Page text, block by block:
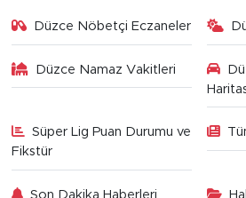
Düzce Nöbetçi Eczaneler
Düzce Namaz Vakitleri
Süper Lig Puan Durumu ve
Fikstür
Son Dakika Haberleri